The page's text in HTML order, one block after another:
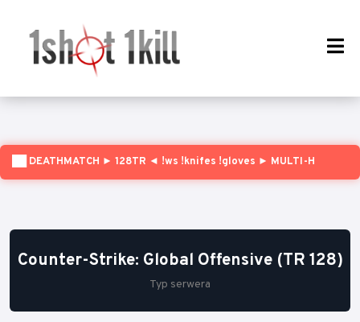
██ DEATHMATCH ► 128TR ◄ !ws !knifes !gloves ► MULTI-H
Counter-Strike: Global Offensive (TR 128)
Typ serwera